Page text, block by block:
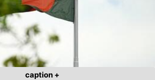
caption +